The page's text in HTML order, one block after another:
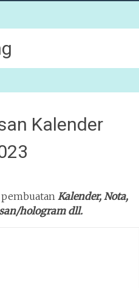
Kalender
pembuatanKalender, Nota,
hologram dll.